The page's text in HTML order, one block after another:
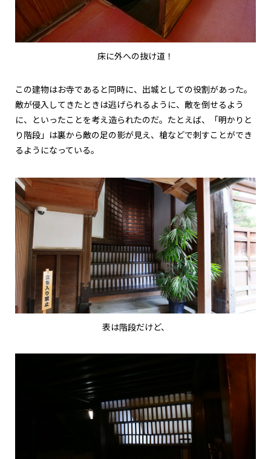
床に外への抜け道！
この建物はお寺であると同時に、出城としての役割があった。
敵が侵入してきたときは逃げられるように、敵を倒せるよう
に、といったことを考え造られたのだ。たとえば、「明かりと
り階段」は裏から敵の足の影が見え、槍などで刺すことができ
るようになっている。
表は階段だけど、